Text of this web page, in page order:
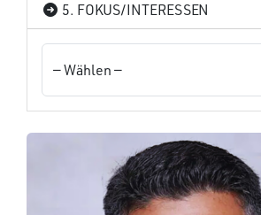
5. FOKUS/INTERESSEN